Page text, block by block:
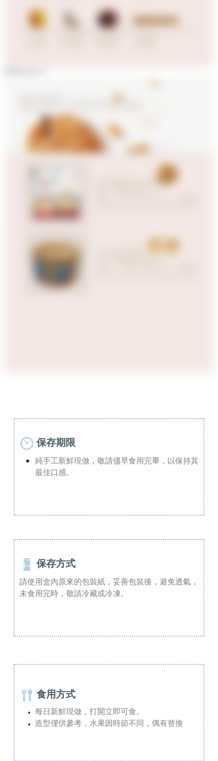
保存期限
純手工新鮮現做，敬請儘早食用完畢，以保持其
最佳口感。
保存方式
請使用盒內原來的包裝紙，妥善包裝後，避免透氣，
未食用完時，敬請冷藏或冷凍。
食用方式
每日新鮮現做，打開立即可食。
造型僅供參考，水果因時節不同，偶有替換